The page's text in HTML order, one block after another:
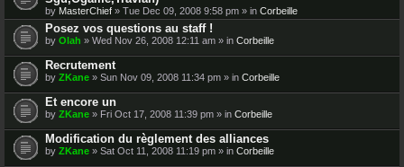
by MasterChief » Tue Dec 09, 2008 9:58 pm » in Corbeille
Posez vos questions au staff !
by Olah » Wed Nov 26, 2008 12:11 am » in Corbeille
Recrutement
by ZKane » Sun Nov 09, 2008 11:34 pm » in Corbeille
Et encore un
by ZKane » Fri Oct 17, 2008 11:39 pm » in Corbeille
Modification du règlement des alliances
by ZKane » Sat Oct 11, 2008 11:19 pm » in Corbeille